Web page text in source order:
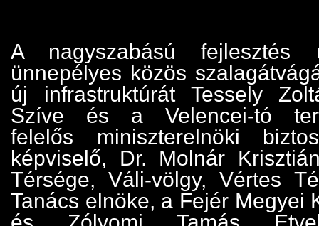
A nagyszabású fejlesztés
ünnepélyes közös
új infrastruktúrát Tessely
Szíve és a Velencei-tó
felelős miniszterelnöki
képviselő, Dr. Molnár
Térsége, Váli-völgy, Vértes
Tanács elnöke, a Fejér Megyei